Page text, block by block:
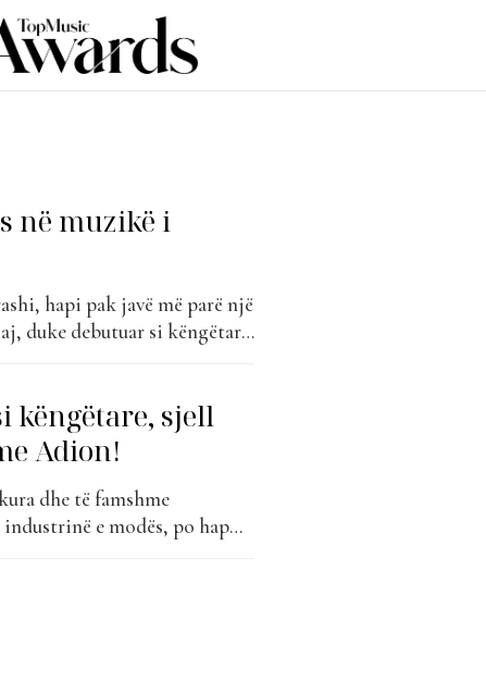
në muzikë i
hapi pak javë më parë një
duke debutuar si këngëtare
këngëtare, sjell
Adion!
dhe të famshme
e modës, po hap